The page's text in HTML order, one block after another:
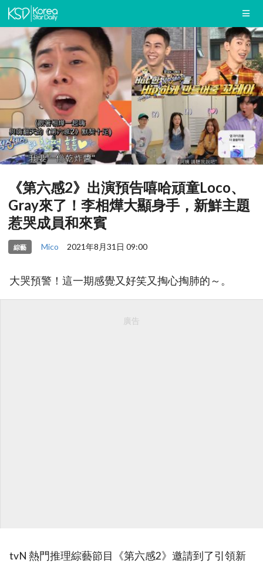
《第六感2》出演預告嘻哈頑童Loco、
Gray來了！李相燁大顯身手，新鮮主題
惹哭成員和來賓
綜藝 Mico 2021年8月31日 09:00
大哭預警！這一期感覺又好笑又掏心掏肺的～。
廣告
tvN 熱門推理綜藝節目《第六感2》邀請到了引領新